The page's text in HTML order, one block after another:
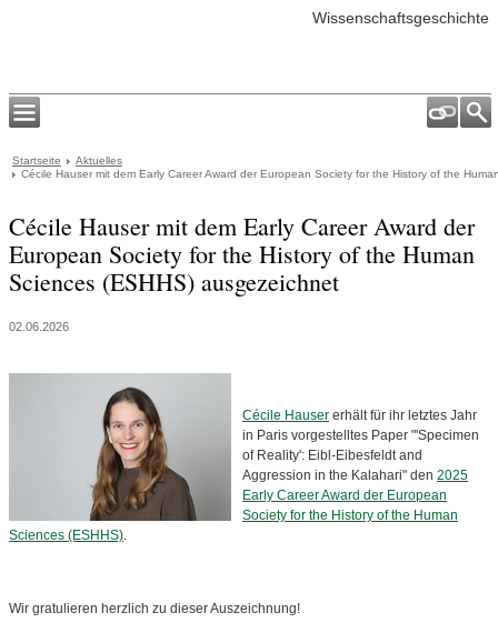
Wissenschaftsgeschichte
Startseite
Aktuelles
Cécile Hauser mit dem Early Career Award der European Society for the History of the
Cécile Hauser mit dem Early Career Award der
European Society for the History of the Human
Sciences (ESHHS) ausgezeichnet
02.06.2026
Cécile Hauser erhält für ihr letztes Jahr
in Paris vorgestelltes Paper "'Specimen
of Reality': Eibl-Eibesfeldt and
Aggression in the Kalahari" den 2025
Early Career Award der European
Society for the History of the Human
Sciences (ESHHS).
Wir gratulieren herzlich zu dieser Auszeichnung!